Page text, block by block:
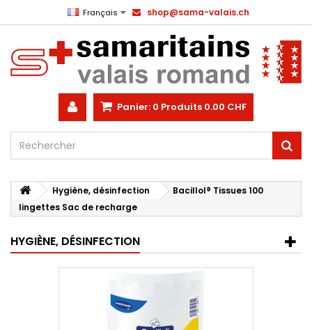
Français shop@sama-valais.ch
Panier: 0 Produits 0.00 CHF
Hygiène, désinfection
Bacillol® Tissues 100
lingettes Sac de recharge
HYGIÈNE, DÉSINFECTION